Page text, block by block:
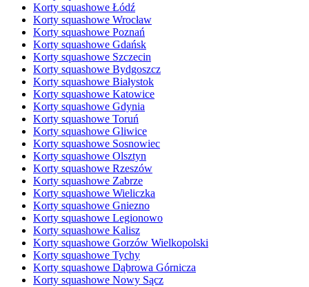
Korty squashowe Łódź
Korty squashowe Wrocław
Korty squashowe Poznań
Korty squashowe Gdańsk
Korty squashowe Szczecin
Korty squashowe Bydgoszcz
Korty squashowe Białystok
Korty squashowe Katowice
Korty squashowe Gdynia
Korty squashowe Toruń
Korty squashowe Gliwice
Korty squashowe Sosnowiec
Korty squashowe Olsztyn
Korty squashowe Rzeszów
Korty squashowe Zabrze
Korty squashowe Wieliczka
Korty squashowe Gniezno
Korty squashowe Legionowo
Korty squashowe Kalisz
Korty squashowe Gorzów Wielkopolski
Korty squashowe Tychy
Korty squashowe Dąbrowa Górnicza
Korty squashowe Nowy Sącz